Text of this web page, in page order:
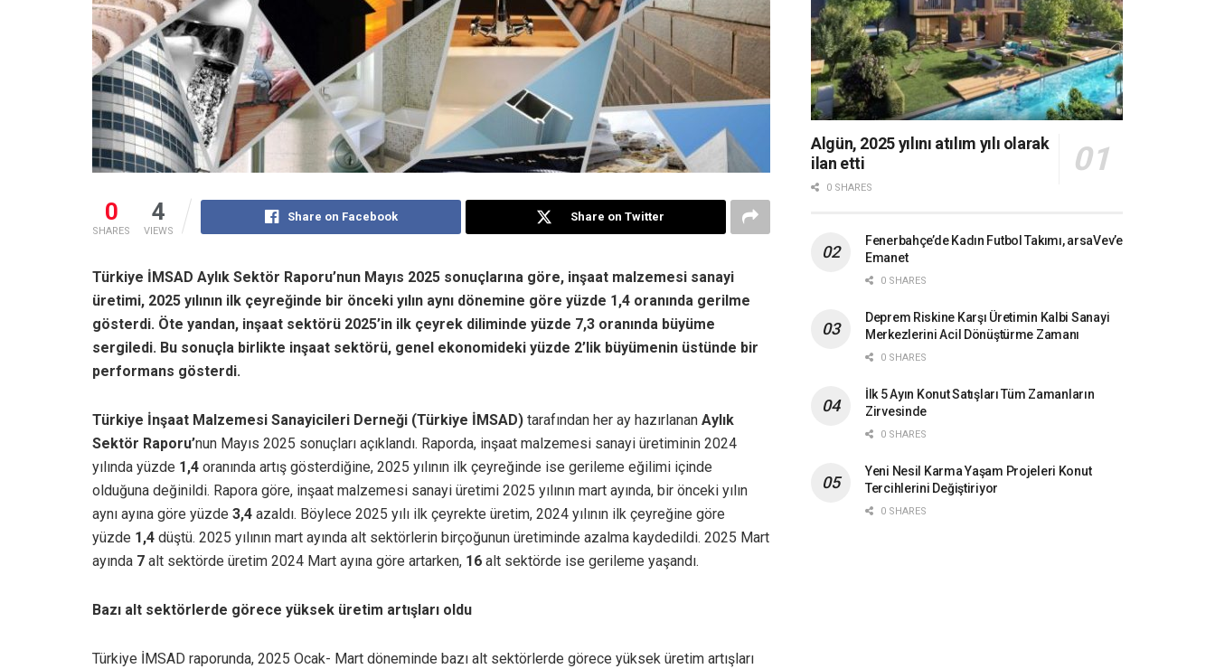
0
SHARES
4
VIEWS
Share on Facebook Share on Twitter
Türkiye İMSAD Aylık Sektör Raporu’nun Mayıs 2025 sonuçlarına göre, inşaat malzemesi sanayi
üretimi, 2025 yılının ilk çeyreğinde bir önceki yılın aynı dönemine göre yüzde 1,4 oranında gerilme
gösterdi. Öte yandan, inşaat sektörü 2025’in ilk çeyrek diliminde yüzde 7,3 oranında büyüme
sergiledi. Bu sonuçla birlikte inşaat sektörü, genel ekonomideki yüzde 2’lik büyümenin üstünde bir
performans gösterdi.
Türkiye İnşaat Malzemesi Sanayicileri Derneği (Türkiye İMSAD) tarafından her ay hazırlanan Aylık
Sektör Raporu’nun Mayıs 2025 sonuçları açıklandı. Raporda, inşaat malzemesi sanayi üretiminin 2024
yılında yüzde 1,4 oranında artış gösterdiğine, 2025 yılının ilk çeyreğinde ise gerileme eğilimi içinde
olduğuna değinildi. Rapora göre, inşaat malzemesi sanayi üretimi 2025 yılının mart ayında, bir önceki yılın
aynı ayına göre yüzde 3,4 azaldı. Böylece 2025 yılı ilk çeyrekte üretim, 2024 yılının ilk çeyreğine göre
yüzde 1,4 düştü. 2025 yılının mart ayında alt sektörlerin birçoğunun üretiminde azalma kaydedildi. 2025 Mart
ayında 7 alt sektörde üretim 2024 Mart ayına göre artarken, 16 alt sektörde ise gerileme yaşandı.
Bazı alt sektörlerde görece yüksek üretim artışları oldu
Türkiye İMSAD raporunda, 2025 Ocak- Mart döneminde bazı alt sektörlerde görece yüksek üretim artışları
Algün, 2025 yılını atılım yılı olarak
ilan etti
0 SHARES
Fenerbahçe’de Kadın Futbol Takımı, arsaVev’e
Emanet
0 SHARES
Deprem Riskine Karşı Üretimin Kalbi Sanayi
Merkezlerini Acil Dönüştürme Zamanı
0 SHARES
İlk 5 Ayın Konut Satışları Tüm Zamanların
Zirvesinde
0 SHARES
Yeni Nesil Karma Yaşam Projeleri Konut
Tercihlerini Değiştiriyor
0 SHARES